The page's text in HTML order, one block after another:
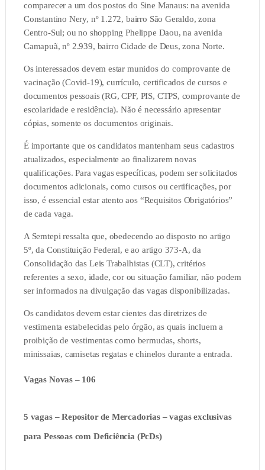
comparecer a um dos postos do Sine Manaus: na avenida
Constantino Nery, nº 1.272, bairro São Geraldo, zona
Centro-Sul; ou no shopping Phelippe Daou, na avenida
Camapuã, nº 2.939, bairro Cidade de Deus, zona Norte.
Os interessados devem estar munidos do comprovante de
vacinação (Covid-19), currículo, certificados de cursos e
documentos pessoais (RG, CPF, PIS, CTPS, comprovante de
escolaridade e residência). Não é necessário apresentar
cópias, somente os documentos originais.
É importante que os candidatos mantenham seus cadastros
atualizados, especialmente ao finalizarem novas
qualificações. Para vagas específicas, podem ser solicitados
documentos adicionais, como cursos ou certificações, por
isso, é essencial estar atento aos “Requisitos Obrigatórios”
de cada vaga.
A Semtepi ressalta que, obedecendo ao disposto no artigo
5º, da Constituição Federal, e ao artigo 373-A, da
Consolidação das Leis Trabalhistas (CLT), critérios
referentes a sexo, idade, cor ou situação familiar, não podem
ser informados na divulgação das vagas disponibilizadas.
Os candidatos devem estar cientes das diretrizes de
vestimenta estabelecidas pelo órgão, as quais incluem a
proibição de vestimentas como bermudas, shorts,
minissaias, camisetas regatas e chinelos durante a entrada.
Vagas Novas – 106
5 vagas – Repositor de Mercadorias – vagas exclusivas
para Pessoas com Deficiência (PcDs)